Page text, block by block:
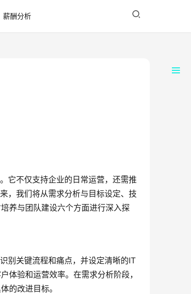
薪酬分析
它不仅支持企业的日常运营，还需推
，我们将从需求分析与目标设定、技
养与团队建设六个方面进行深入探
别关键流程和痛点，并设定清晰的IT
体验和运营效率。在需求分析阶段，
的改进目标。